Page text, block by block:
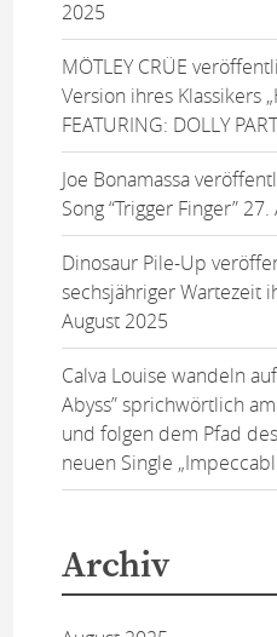
2025
MÖTLEY CRÜE
Version ihres Klassikers
FEATURING: DOLLY
Joe Bonamassa
Song “Trigger Finger” 27.
Dinosaur Pile-Up
sechsjähriger Wartezeit
August 2025
Calva Louise wandeln
Abyss” sprichwörtlich
und folgen dem Pfad
neuen Single
Archiv